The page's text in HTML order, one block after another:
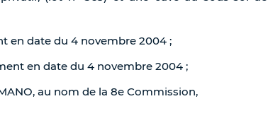
en date du 4 novembre 2004 ;
en date du 4 novembre 2004 ;
au nom de la 8e Commission,